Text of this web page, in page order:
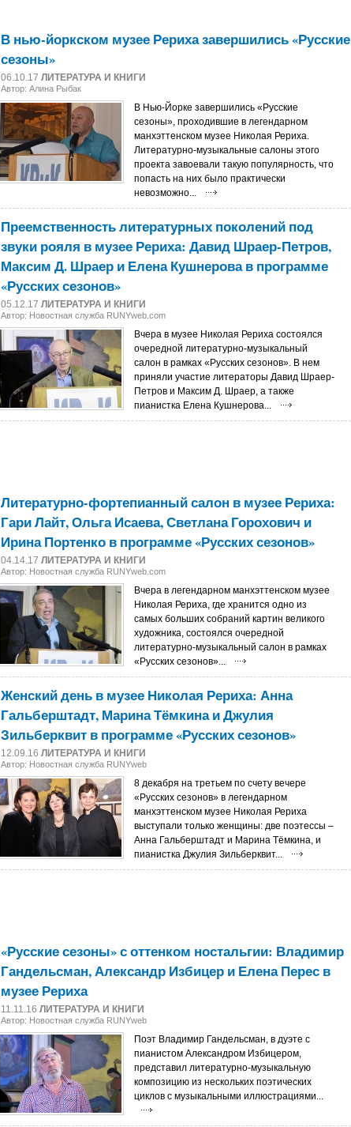
В нью-йоркском музее Рериха завершились «Русские
сезоны»
06.10.17 ЛИТЕРАТУРА И КНИГИ
Автор: Алина Рыбак
В Нью-Йорке завершились «Русские
сезоны», проходившие в легендарном
манхэттенском музее Николая Рериха.
Литературно-музыкальные салоны этого
проекта завоевали такую популярность, что
попасть на них было практически
невозможно...
Преемственность литературных поколений под
звуки рояля в музее Рериха: Давид Шраер-Петров,
Максим Д. Шраер и Елена Кушнерова в программе
«Русских сезонов»
05.12.17 ЛИТЕРАТУРА И КНИГИ
Автор: Новостная служба RUNYweb.com
Вчера в музее Николая Рериха состоялся
очередной литературно-музыкальный
салон в рамках «Русских сезонов». В нем
приняли участие литераторы Давид Шраер-
Петров и Максим Д. Шраер, а также
пианистка Елена Кушнерова...
Литературно-фортепианный салон в музее Рериха:
Гари Лайт, Ольга Исаева, Светлана Горохович и
Ирина Портенко в программе «Русских сезонов»
04.14.17 ЛИТЕРАТУРА И КНИГИ
Автор: Новостная служба RUNYweb.com
Вчера в легендарном манхэттенском музее
Николая Рериха, где хранится одно из
самых больших собраний картин великого
художника, состоялся очередной
литературно-музыкальный салон в рамках
«Русских сезонов»...
Женский день в музее Николая Рериха: Анна
Гальберштадт, Марина Тёмкина и Джулия
Зильберквит в программе «Русских сезонов»
12.09.16 ЛИТЕРАТУРА И КНИГИ
Автор: Новостная служба RUNYweb
8 декабря на третьем по счету вечере
«Русских сезонов» в легендарном
манхэттенском музее Николая Рериха
выступали только женщины: две поэтессы –
Анна Гальберштадт и Марина Тёмкина, и
пианистка Джулия Зильберквит...
«Русские сезоны» с оттенком ностальгии: Владимир
Гандельсман, Александр Избицер и Елена Перес в
музее Рериха
11.11.16 ЛИТЕРАТУРА И КНИГИ
Автор: Новостная служба RUNYweb
Поэт Владимир Гандельсман, в дуэте с
пианистом Александром Избицером,
представил литературно-музыкальную
композицию из нескольких поэтических
циклов с музыкальными иллюстрациями...